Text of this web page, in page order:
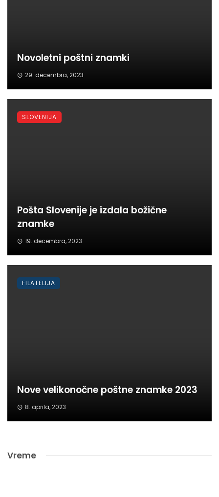
Novoletni poštni znamki
29. decembra, 2023
Pošta Slovenije je izdala božične
znamke
19. decembra, 2023
SLOVENIJA
Nove velikonočne poštne znamke 2023
8. aprila, 2023
FILATELIJA
Vreme